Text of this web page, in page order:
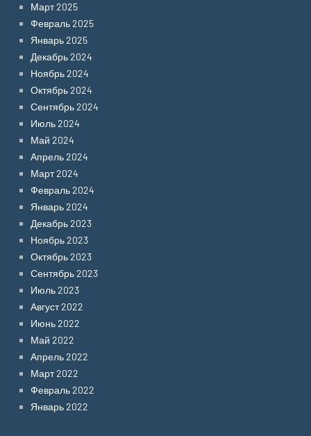
Март 2025
Февраль 2025
Январь 2025
Декабрь 2024
Ноябрь 2024
Октябрь 2024
Сентябрь 2024
Июль 2024
Май 2024
Апрель 2024
Март 2024
Февраль 2024
Январь 2024
Декабрь 2023
Ноябрь 2023
Октябрь 2023
Сентябрь 2023
Июль 2023
Август 2022
Июнь 2022
Май 2022
Апрель 2022
Март 2022
Февраль 2022
Январь 2022